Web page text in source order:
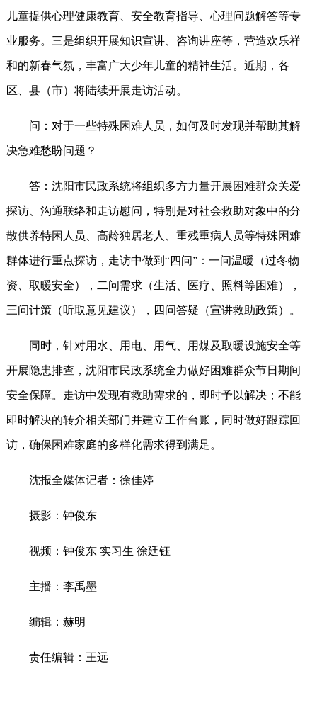
儿童提供心理健康教育、安全教育指导、心理问题解答等专
业服务。三是组织开展知识宣讲、咨询讲座等，营造欢乐祥
和的新春气氛，丰富广大少年儿童的精神生活。近期，各
区、县（市）将陆续开展走访活动。
问：对于一些特殊困难人员，如何及时发现并帮助其解
决急难愁盼问题？
答：沈阳市民政系统将组织多方力量开展困难群众关爱
探访、沟通联络和走访慰问，特别是对社会救助对象中的分
散供养特困人员、高龄独居老人、重残重病人员等特殊困难
群体进行重点探访，走访中做到“四问”：一问温暖（过冬物
资、取暖安全），二问需求（生活、医疗、照料等困难），
三问计策（听取意见建议），四问答疑（宣讲救助政策）。
同时，针对用水、用电、用气、用煤及取暖设施安全等
开展隐患排查，沈阳市民政系统全力做好困难群众节日期间
安全保障。走访中发现有救助需求的，即时予以解决；不能
即时解决的转介相关部门并建立工作台账，同时做好跟踪回
访，确保困难家庭的多样化需求得到满足。
沈报全媒体记者：徐佳婷
摄影：钟俊东
视频：钟俊东 实习生 徐廷钰
主播：李禹墨
编辑：赫明
责任编辑：王远